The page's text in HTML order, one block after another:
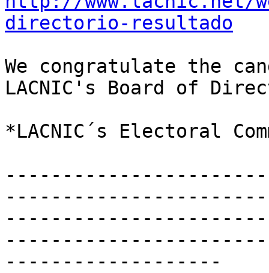
directorio-resultado
We congratulate the
LACNIC's Board of
*LACNIC´s Electoral
-------------------